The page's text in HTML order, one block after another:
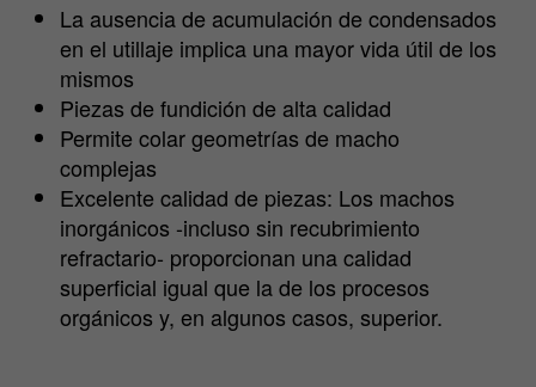
La ausencia de acumulación de condensados
en el utillaje implica una mayor vida útil de los
mismos
Piezas de fundición de alta calidad
Permite colar geometrías de macho
complejas
Excelente calidad de piezas: Los machos
inorgánicos -incluso sin recubrimiento
refractario- proporcionan una calidad
superficial igual que la de los procesos
orgánicos y, en algunos casos, superior.